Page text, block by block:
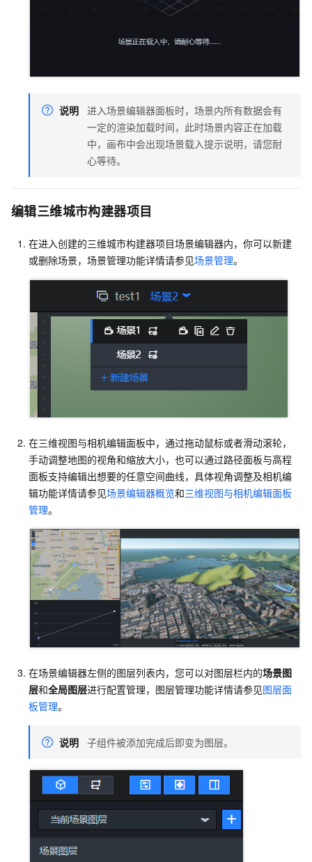
说明 进入场景编辑器面板时，场景内所有数据会有
一定的渲染加载时间，此时场景内容正在加载
中，画布中会出现场景载入提示说明，请您耐
心等待。
编辑三维城市构建器项目
在进入创建的三维城市构建器项目场景编辑器内，你可以新建
或删除场景，场景管理功能详情请参见场景管理。
在三维视图与相机编辑面板中，通过拖动鼠标或者滑动滚轮，
手动调整地图的视角和缩放大小，也可以通过路径面板与高程
面板支持编辑出想要的任意空间曲线，具体视角调整及相机编
辑功能详情请参见场景编辑器概览和三维视图与相机编辑面板
管理。
在场景编辑器左侧的图层列表内，您可以对图层栏内的场景图
层和全局图层进行配置管理，图层管理功能详情请参见图层面
板管理。
说明 子组件被添加完成后即变为图层。